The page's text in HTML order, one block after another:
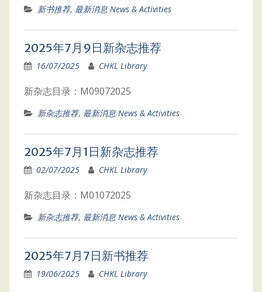
新书推荐, 最新消息 News & Activities
2025年7月9日新杂志推荐
16/07/2025 CHKL Library
新杂志目录：M09072025
新杂志推荐, 最新消息 News & Activities
2025年7月1日新杂志推荐
02/07/2025 CHKL Library
新杂志目录：M01072025
新杂志推荐, 最新消息 News & Activities
2025年7月7日新书推荐
19/06/2025 CHKL Library